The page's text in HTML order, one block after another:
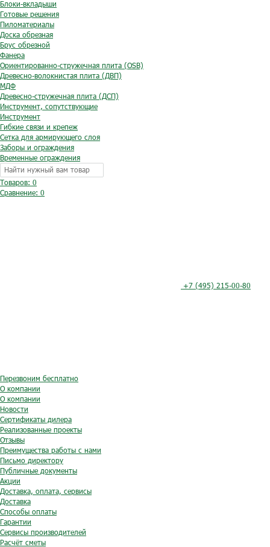
Блоки-вкладыши
Готовые решения
Пиломатериалы
Доска обрезная
Брус обрезной
Фанера
Ориентированно-стружечная плита (OSB)
Древесно-волокнистая плита (ДВП)
МДФ
Древесно-стружечная плита (ДСП)
Инструмент, сопутствующие
Инструмент
Гибкие связи и крепеж
Сетка для армирующего слоя
Заборы и ограждения
Временные ограждения
Товаров: 0
Сравнение: 0
+7 (495) 215-00-80
Перезвоним бесплатно
О компании
О компании
Новости
Сертификаты дилера
Реализованные проекты
Отзывы
Преимущества работы с нами
Письмо директору
Публичные документы
Акции
Доставка, оплата, сервисы
Доставка
Способы оплаты
Гарантии
Сервисы производителей
Расчёт сметы